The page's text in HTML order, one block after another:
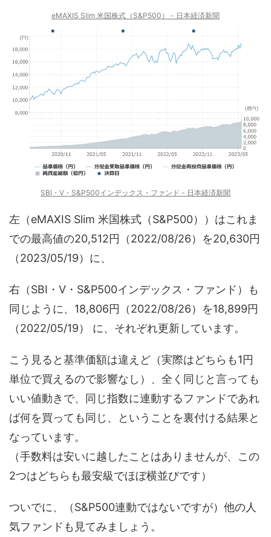
eMAXIS Slim 米国株式（S&P500） - 日本経済新聞
SBI・V・S&P500インデックス・ファンド - 日本経済新聞
左（eMAXIS Slim 米国株式（S&P500））はこれま
での最高値の20,512円（2022/08/26）を20,630円
（2023/05/19）に、
右（SBI・V・S&P500インデックス・ファンド）も
同じように、18,806円（2022/08/26）を18,899円
（2022/05/19） に、それぞれ更新しています。
こう見ると基準価額は違えど（実際はどちらも1円
単位で買えるので影響なし）、全く同じと言っても
いい値動きで、同じ指数に連動するファンドであれ
ば何を買っても同じ、ということを裏付ける結果と
なっています。
（手数料は安いに越したことはありませんが、この
2つはどちらも最安級でほぼ横並びです）
ついでに、（S&P500連動ではないですが）他の人
気ファンドも見てみましょう。